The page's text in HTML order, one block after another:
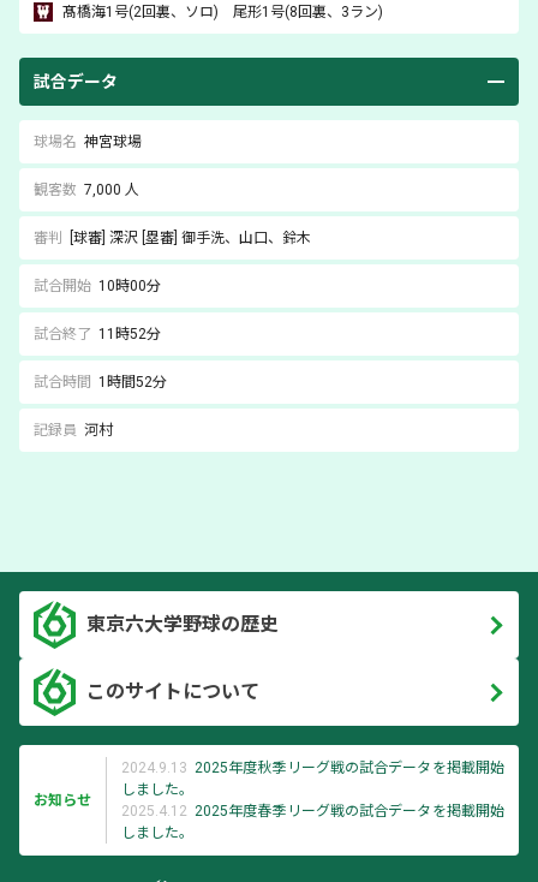
髙橋海1号(2回裏、ソロ) 尾形1号(8回裏、3ラン)
試合データ
球場名 神宮球場
観客数 7,000 人
審判 [球審] 深沢 [塁審] 御手洗、山口 、鈴木
試合開始 10時00分
試合終了 11時52分
試合時間 1時間52分
記録員 河村
東京六大学野球の歴史
このサイトについて
お知らせ
2024.9.13 2025年度秋季リーグ戦の試合データを掲載開始
しました。
2025.4.12 2025年度春季リーグ戦の試合データを掲載開始
しました。